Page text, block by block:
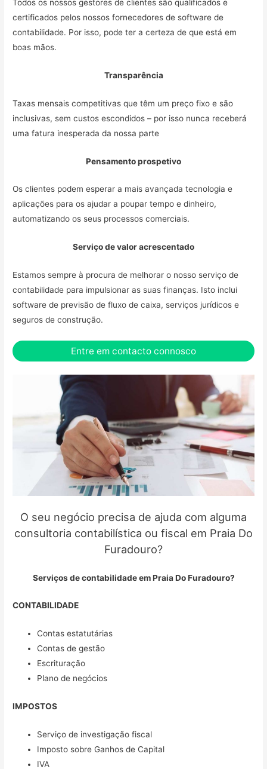
Todos os nossos gestores de clientes são qualificados e
certificados pelos nossos fornecedores de software de
contabilidade. Por isso, pode ter a certeza de que está em
boas mãos.
Transparência
Taxas mensais competitivas que têm um preço fixo e são
inclusivas, sem custos escondidos – por isso nunca receberá
uma fatura inesperada da nossa parte
Pensamento prospetivo
Os clientes podem esperar a mais avançada tecnologia e
aplicações para os ajudar a poupar tempo e dinheiro,
automatizando os seus processos comerciais.
Serviço de valor acrescentado
Estamos sempre à procura de melhorar o nosso serviço de
contabilidade para impulsionar as suas finanças. Isto inclui
software de previsão de fluxo de caixa, serviços jurídicos e
seguros de construção.
Entre em contacto connosco
O seu negócio precisa de ajuda com alguma
consultoria contabilística ou fiscal em Praia Do
Furadouro?
Serviços de contabilidade em Praia Do Furadouro?
CONTABILIDADE
Contas estatutárias
Contas de gestão
Escrituração
Plano de negócios
IMPOSTOS
Serviço de investigação fiscal
Imposto sobre Ganhos de Capital
IVA